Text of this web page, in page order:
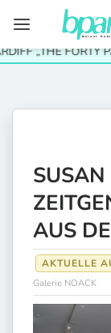
„THE FORTY
AUS
AKTUELLE
Galerie NOACK